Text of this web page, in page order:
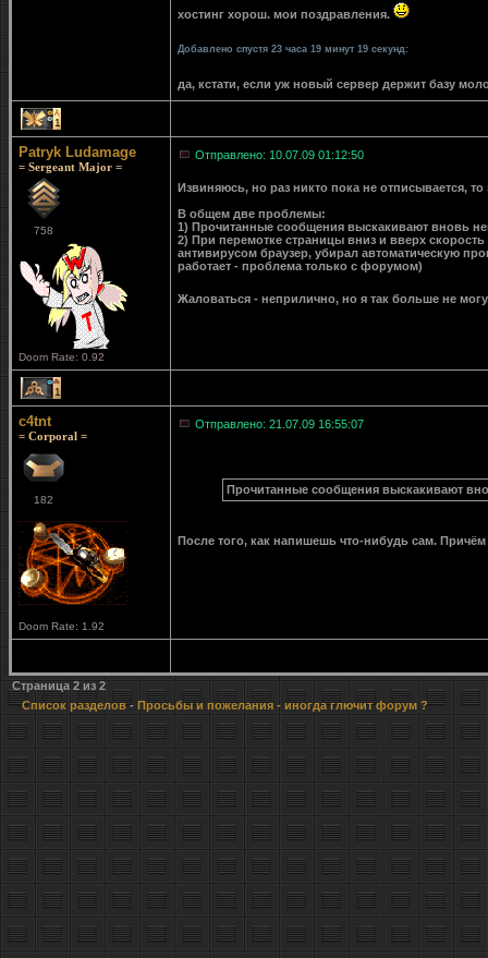
хостинг хорош. мои поздравления.
Добавлено спустя 23 часа 19 минут 19 секунд:
да, кстати, если уж новый сервер держит базу
1
Patryk Ludamage
= Sergeant Major =
758
Doom Rate: 0.92
Отправлено: 10.07.09 01:12:50
Извиняюсь, но раз никто пока не отписывается, то
В общем две проблемы:
1) Прочитанные сообщения выскакивают вновь
2) При перемотке страницы вниз и вверх
антивирусом браузер, убирал автоматическую
работает - проблема только с форумом)
Жаловаться - неприлично, но я так больше не
1
c4tnt
= Corporal =
182
Doom Rate: 1.92
Отправлено: 21.07.09 16:55:07
Прочитанные сообщения выскакивают
После того, как напишешь что-нибудь сам.
Страница 2 из 2
Список разделов- Просьбы и пожелания - иногда глючит форум ?